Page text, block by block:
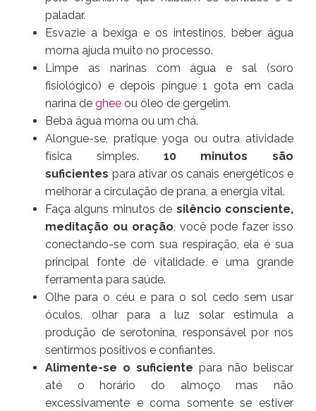
paladar.
Esvazie a bexiga e os intestinos, beber água
morna ajuda muito no processo.
Limpe as narinas com água e sal (soro
fisiológico) e depois pingue 1 gota em cada
narina de ghee ou óleo de gergelim.
Beba água morna ou um chá.
Alongue-se, pratique yoga ou outra atividade
física simples. 10 minutos são
suficientes para ativar os canais energéticos e
melhorar a circulação de prana, a energia vital.
Faça alguns minutos de silêncio consciente,
meditação ou oração, você pode fazer isso
conectando-se com sua respiração, ela é sua
principal fonte de vitalidade e uma grande
ferramenta para saúde.
Olhe para o céu e para o sol cedo sem usar
óculos, olhar para a luz solar estimula a
produção de serotonina, responsável por nos
sentirmos positivos e confiantes.
Alimente-se o suficiente para não beliscar
até o horário do almoço mas não
excessivamente e coma somente se estiver